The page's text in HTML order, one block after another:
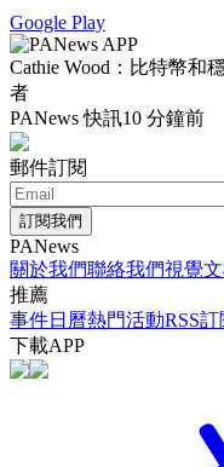
Google Play
Cathie Wood：比特幣和
者
PANews 快訊10 分鐘前
郵件訂閱
訂閱我們
PANews
關於我們聯絡我們視覺
推薦
事件日曆熱門活動RSS訂
下載APP